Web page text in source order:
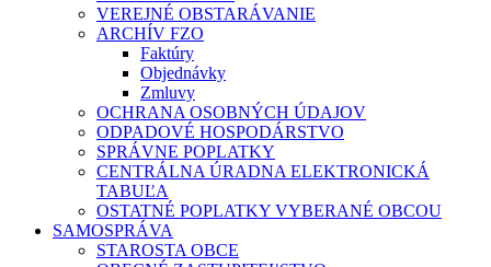
VEREJNÉ OBSTARÁVANIE
ARCHÍV FZO
Faktúry
Objednávky
Zmluvy
OCHRANA OSOBNÝCH ÚDAJOV
ODPADOVÉ HOSPODÁRSTVO
SPRÁVNE POPLATKY
CENTRÁLNA ÚRADNA ELEKTRONICKÁ
TABUĽA
OSTATNÉ POPLATKY VYBERANÉ OBCOU
SAMOSPRÁVA
STAROSTA OBCE